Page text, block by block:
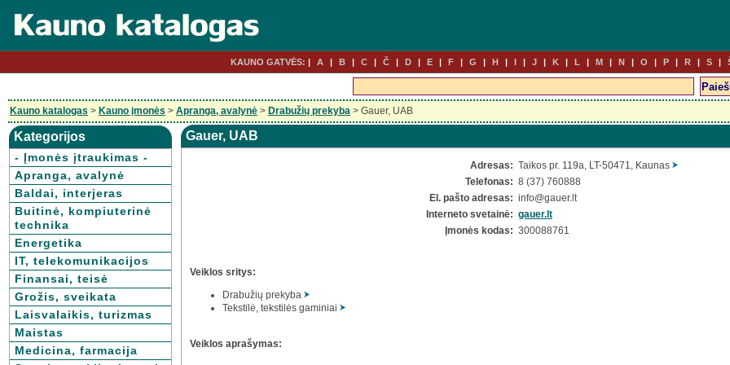
KAUNO GATVĖS: A B C Č D E F G H I J K L M N O P R S
Kauno katalogas > Kauno įmonės > Apranga, avalynė > Drabužių prekyba > Gauer, UAB
Kategorijos
- Įmonės įtraukimas -
Apranga, avalynė
Baldai, interjeras
Buitinė, kompiuterinė
technika
Energetika
IT, telekomunikacijos
Finansai, teisė
Grožis, sveikata
Laisvalaikis, turizmas
Maistas
Medicina, farmacija
Gauer, UAB
Adresas: Taikos pr. 119a, LT-50471, Kaunas
Telefonas: 8 (37) 760888
El. pašto adresas: info@gauer.lt
Interneto svetainė: gauer.lt
Įmonės kodas: 300088761
Veiklos sritys:
Drabužių prekyba
Tekstilė, tekstilės gaminiai
Veiklos aprašymas: